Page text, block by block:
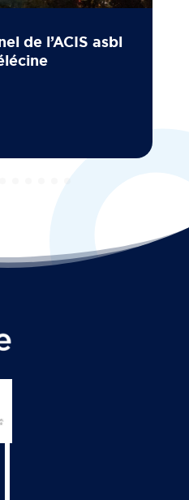
de l’ACIS asbl